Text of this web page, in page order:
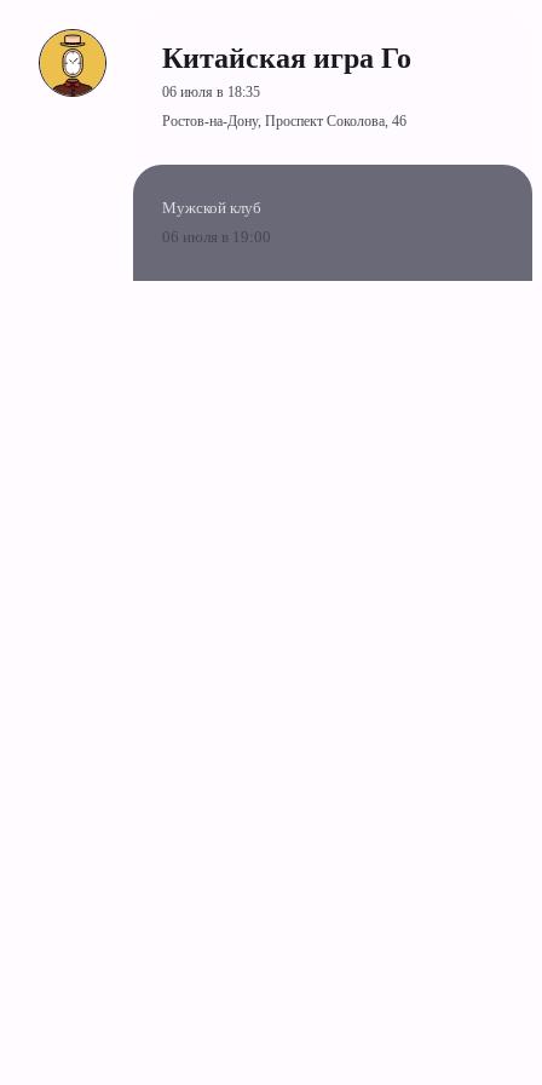
Китайская игра Го
06 июля в 18:35
Ростов-на-Дону, Проспект Соколова, 46
Мужской клуб
06 июля в 19:00